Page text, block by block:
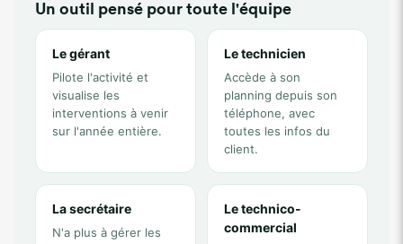
Un outil pensé pour toute l'équipe
Le gérant
Pilote l'activité et
visualise les
interventions à venir
sur l'année entière.
Le technicien
Accède à son
planning depuis son
téléphone, avec
toutes les infos du
client.
La secrétaire
N'a plus à gérer les
Le technico-
commercial